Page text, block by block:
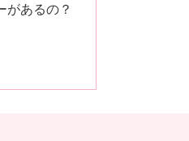
があるの？